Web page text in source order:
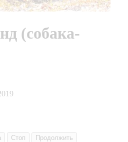
(собака-
Стоп Продолжить